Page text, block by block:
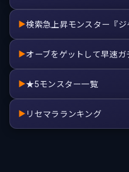
▶検索急上昇モンスター『ジ
▶オーブをゲットして早速ガ
▶★5モンスター一覧
▶ リセマラランキング